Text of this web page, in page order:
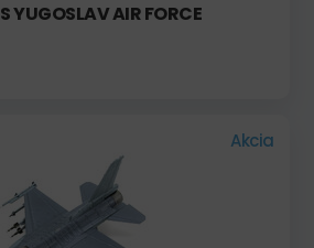
YUGOSLAV AIR FORCE
Akcia